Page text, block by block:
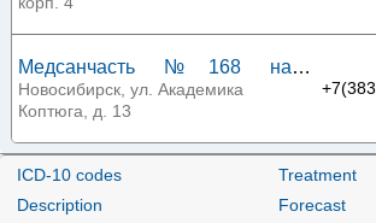
Медсанчасть №168 на
Академика Коптюга
Новосибирск, ул. Академика
Коптюга, д. 13
+7(383
Медсанчасть №168 на
Арбузова 6
Новосибирск, ул. Арбузова, д. 6
+7(383
ICD-10 codes
Description
Treatment
Forecast